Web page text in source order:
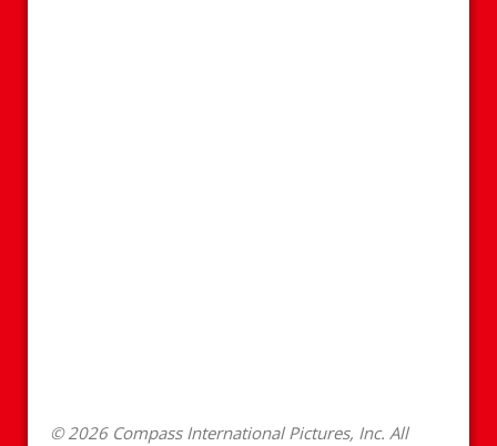
© 2026 Compass International Pictures, Inc. All